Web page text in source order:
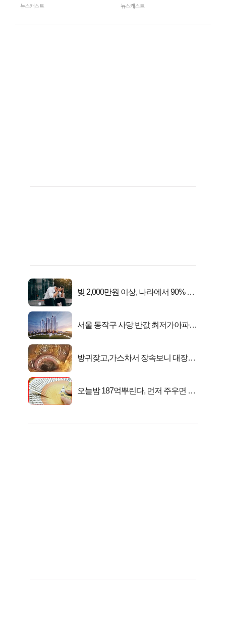
뉴스캐스트 뉴스캐스트
빚 2,000만원 이상, 나라에서 90% 갚
서울 동작구 사당 반값 최저가아파트
방귀잦고,가스차서 장속보니 대장이
오늘밤 187억뿌린다, 먼저 주우면 최